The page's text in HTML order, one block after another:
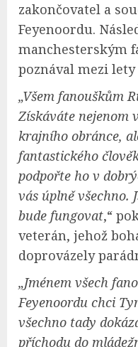
zakončovatel a
Feyenoordu.
manchesterským
poznával mezi lety
„Všem fanouškům
Získáváte nejenom
krajního obránce,
fantastického
podpořte ho v
vás úplně všechno.
bude fungovat,“
veterán, jehož
doprovázely
„Jménem všech
Feyenoordu chci
všechno tady
příchodu do